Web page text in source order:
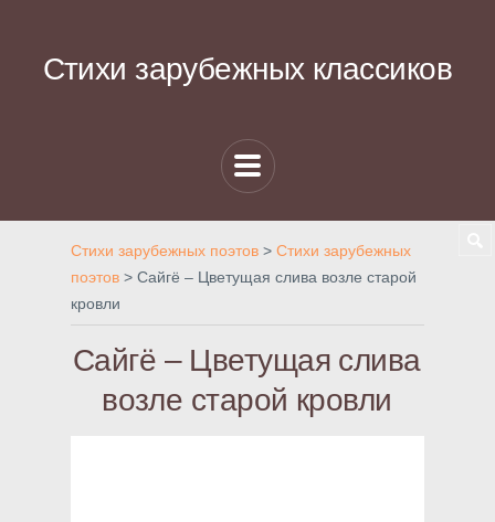
Стихи зарубежных классиков
Стихи зарубежных поэтов > Стихи зарубежных
поэтов > Сайгё – Цветущая слива возле старой
кровли
Сайгё – Цветущая слива
возле старой кровли